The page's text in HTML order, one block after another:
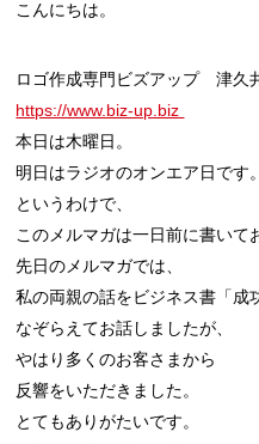
こんにちは。
https://www.biz-up.biz
本日は木曜日。
明日はラジオのオンエア日です。
というわけで、
このメルマガは一日前に書いて
先日のメルマガでは、
私の両親の話をビジネス書「成
なぞらえてお話しましたが、
やはり多くのお客さまから
反響をいただきました。
とてもありがたいです。